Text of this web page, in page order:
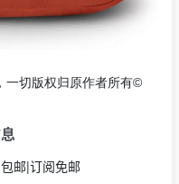
一切版权归原作者所有©
邮|订阅免邮